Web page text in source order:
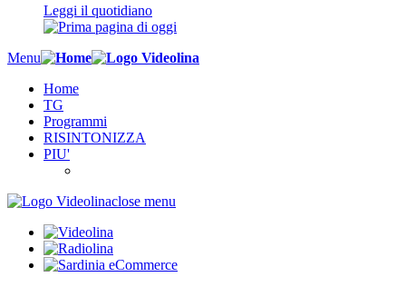
Leggi il quotidiano
Menu
Home
TG
Programmi
RISINTONIZZA
PIU'
close menu